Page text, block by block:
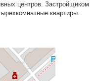
центров. Застройщиком
квартиры.